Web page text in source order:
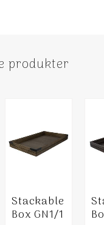
produkter
Stackable
Box GN1/1